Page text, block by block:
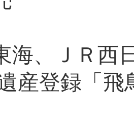
海、ＪＲ西
産登録「